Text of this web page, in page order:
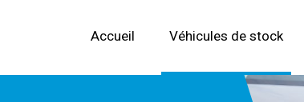
Accueil Véhicules de stock